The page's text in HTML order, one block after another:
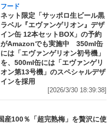
フード
ネット限定「サッポロ生ビール黒
ラベル『エヴァンゲリオン』デザ
イン缶 12本セットBOX」の予約
がAmazonでも実施中 350ml缶
には「エヴァンゲリオン初号機」
を、500ml缶には「エヴァンゲリ
オン第13号機」のスペシャルデザ
インを採用
[2026/3/30 18:39:38]
産100％「超完熟梅」を贅沢に使